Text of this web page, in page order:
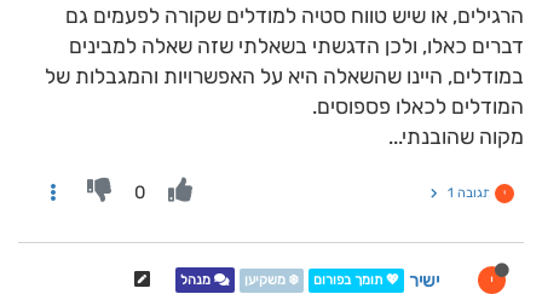
הרגילים, או שיש טווח סטיה למודלים שקורה לפעמים גם
דברים כאלו, ולכן הדגשתי בשאלתי שזה שאלה למבינים
במודלים, היינו שהשאלה היא על האפשרויות והמגבלות של
המודלים לכאלו פספוסים.
מקוה שהובנתי...
י תגובה 1 0
י ישיר 💖 תומך בפורום ❄️ משקיען מנהל